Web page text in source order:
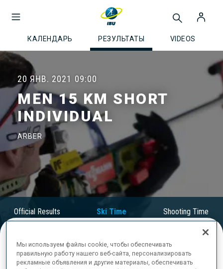
КАЛЕНДАРЬ РЕЗУЛЬТАТЫ VIDEOS
20 ЯНВ. 2021 09:00
MEN 15 KM SHORT
INDIVIDUAL
ARBER
Official Results Ski Time Shooting Time
ОКОНЧАТЕЛЬНЫЕ РЕЗУЛЬТАТЫ – SKI TIME
Мы используем файлы cookie, чтобы обеспечивать
правильную работу нашего веб-сайта, персонализировать
рекламные объявления и другие материалы, обеспечивать